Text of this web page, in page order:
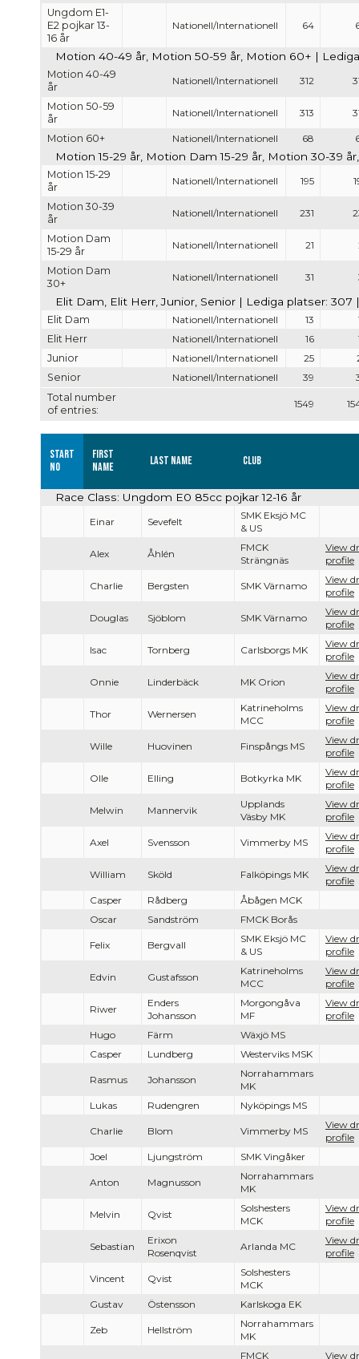
Total number
of entries:
1549
Ungdom E1-
E2 pojkar 13-
16 år
Nationell/Internationell 64
Motion 40-49 år, Motion 50-59 år, Motion 60+ |
Motion 40-49
år
Nationell/Internationell 312
Motion 50-59
år
Nationell/Internationell 313
Motion 60+ Nationell/Internationell 68
Motion 15-29 år, Motion Dam 15-29 år, Motion 30-39
Motion 15-29
år
Nationell/Internationell 195
Motion 30-39
år
Nationell/Internationell 231
Motion Dam
15-29 år
Nationell/Internationell 21
Motion Dam
30+
Nationell/Internationell 31
Elit Dam, Elit Herr, Junior, Senior | Lediga platser:
Elit Dam Nationell/Internationell 13
Elit Herr
Nationell/Internationell 16
Junior
Nationell/Internationell 25
Senior
Nationell/Internationell 39
Start
no
First
name
Last name Club
Race Class: Ungdom E0 85cc pojkar 12-16 år
Einar Sevefelt
SMK Eksjö MC
& US
Alex Åhlén
FMCK
Strängnäs
View
profile
Charlie Bergsten SMK Värnamo
View
profile
Douglas Sjöblom SMK Värnamo
View
profile
Isac Tornberg Carlsborgs MK
View
profile
Onnie Linderbäck MK Orion
View
profile
Thor Wernersen
Katrineholms
MCC
View
profile
Wille Huovinen Finspångs MS
View
profile
Olle Elling Botkyrka MK
View
profile
Melwin Mannervik
Upplands
Väsby MK
View
profile
Axel Svensson Vimmerby MS
View
profile
William Sköld Falköpings MK
View
profile
Casper
Rådberg
Åbågen MCK
Oscar
Sandström FMCK Borås
Felix Bergvall
SMK Eksjö MC
& US
View
profile
Edvin Gustafsson
Katrineholms
MCC
View
profile
Riwer
Enders
Johansson
Morgongåva
MF
View
profile
Hugo
Färm
Wäxjö MS
Casper
Lundberg Westerviks MSK
Rasmus Johansson
Norrahammars
MK
Lukas
Rudengren Nyköpings MS
Charlie Blom Vimmerby MS
View
profile
Joel
Ljungström SMK Vingåker
Anton Magnusson
Norrahammars
MK
Melvin Qvist
Solshesters
MCK
View
profile
Sebastian
Erixon
Rosenqvist
Arlanda MC
View
profile
Vincent Qvist
Solshesters
MCK
Gustav
Östensson Karlskoga EK
Zeb Hellström
Norrahammars
MK
FMCK View